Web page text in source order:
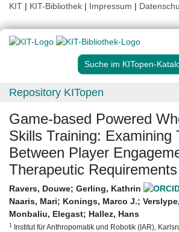
KIT | KIT-Bibliothek | Impressum |
Suche im KITopen-
Repository KITopen
Game-based Powered
Skills Training: Examining
Between Player
Therapeutic Requirements
Ravers, Douwe; Gerling, Kathrin
Naaris, Mari; Konings, Marco J.;
Monbaliu, Elegast; Hallez, Hans
1 Institut für Anthropomatik und Robotik (IAR),